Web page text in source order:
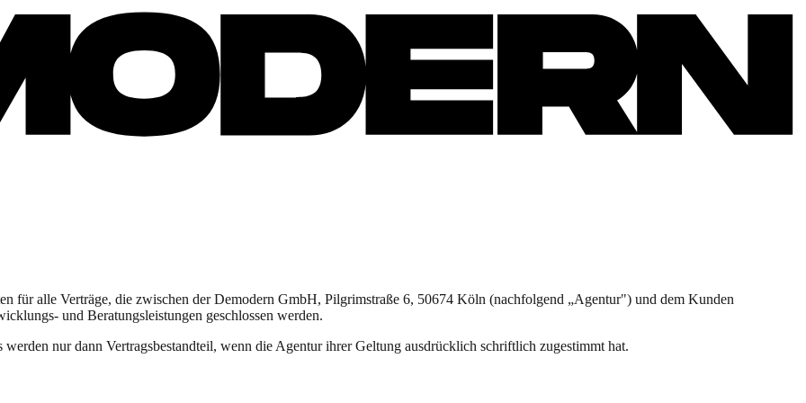
für alle Verträge, die zwischen der Demodern GmbH, Pilgrimstraße 6, 50674 Köln (nachfolgend „Agentur") und dem Kunden
und Beratungsleistungen geschlossen werden.
nur dann Vertragsbestandteil, wenn die Agentur ihrer Geltung ausdrücklich schriftlich zugestimmt hat.